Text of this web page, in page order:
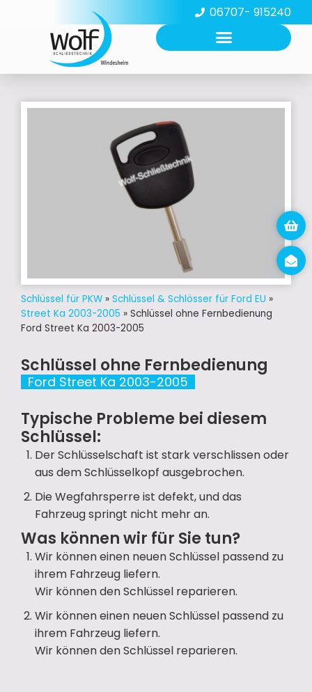
06707- 915240
Schlüssel für PKW » Schlüssel & Schlösser für Ford EU »
Street Ka 2003-2005 » Schlüssel ohne Fernbedienung
Ford Street Ka 2003-2005
Schlüssel ohne Fernbedienung
Ford Street Ka 2003-2005
Typische Probleme bei diesem
Schlüssel:
Der Schlüsselschaft ist stark verschlissen oder
aus dem Schlüsselkopf ausgebrochen.
Die Wegfahrsperre ist defekt, und das
Fahrzeug springt nicht mehr an.
Was können wir für Sie tun?
Wir können einen neuen Schlüssel passend zu
ihrem Fahrzeug liefern.
Wir können den Schlüssel reparieren.
Wir können einen neuen Schlüssel passend zu
ihrem Fahrzeug liefern.
Wir können den Schlüssel reparieren.